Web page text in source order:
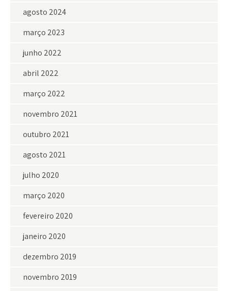
agosto 2024
março 2023
junho 2022
abril 2022
março 2022
novembro 2021
outubro 2021
agosto 2021
julho 2020
março 2020
fevereiro 2020
janeiro 2020
dezembro 2019
novembro 2019